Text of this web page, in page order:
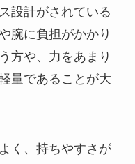
設計がされている
腕に負担がかかり
方や、力をあまり
量であることが大
く、持ちやすさが